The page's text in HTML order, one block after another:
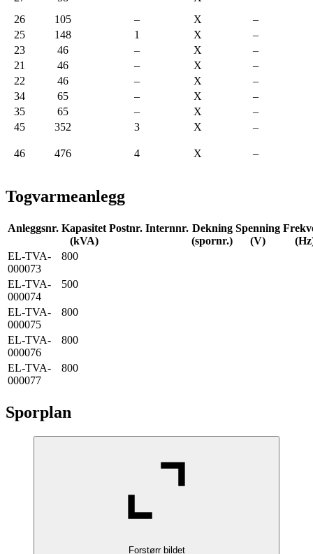
26
105 – X
–
25
148 1 X
–
23
46 – X
–
21
46 – X
–
22
46 – X
–
34
65 – X
–
35
65 – X
–
45
352 3 X –
46 476 4 X –
Togvarmeanlegg
Anleggsnr. Kapasitet
(kVA)
Postnr. Internnr. Dekning
(spornr.)
Spenning
(V)
EL-TVA-
000073
800
EL-TVA-
000074
500
EL-TVA-
000075
800
EL-TVA-
000076
800
EL-TVA-
000077
800
Sporplan
Forstørr bildet